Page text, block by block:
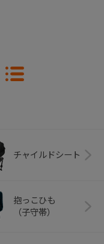
チャイルドシート
抱っこひも
（子守帯）